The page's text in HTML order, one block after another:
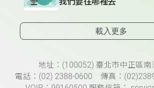
載入更多
頁尾資訊地址：(100052) 臺北市中正區南
電話：(02) 2388-0600 傳真：